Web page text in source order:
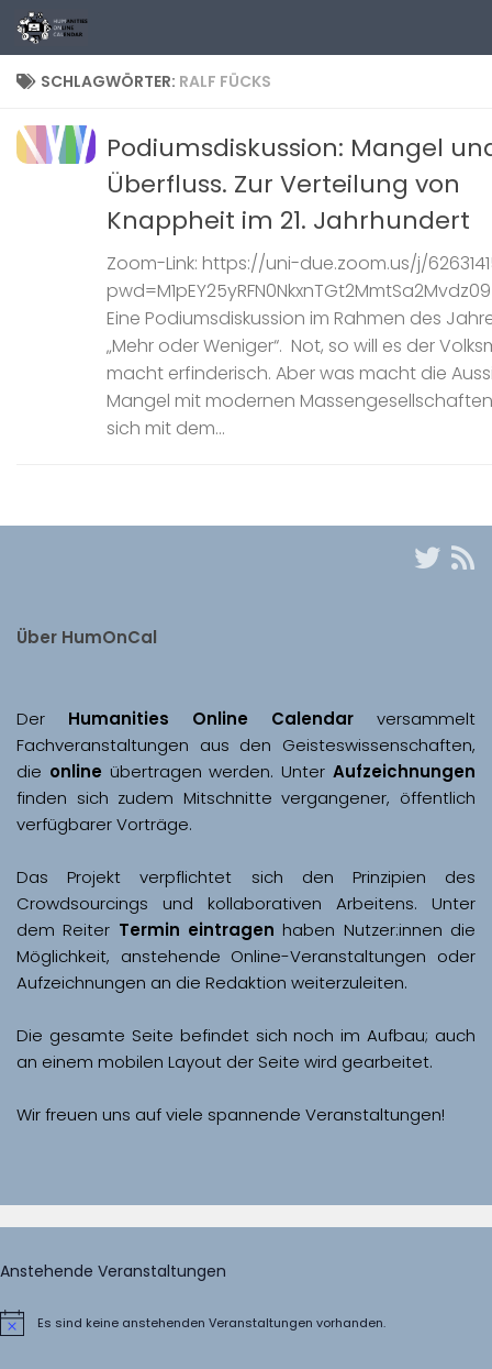
Zum Inhalt springen
SCHLAGWÖRTER: RALF FÜCKS
Podiumsdiskussion: Mangel
Überfluss. Zur Verteilung von
Knappheit im 21. Jahrhundert
Zoom-Link: https://uni-due.zoom.us/j/
Eine Podiumsdiskussion im Rahmen des
„Mehr oder Weniger“. Not, so will es der
macht erfinderisch. Aber was macht die
Mangel mit modernen
sich mit dem...
Über HumOnCal
Der Humanities Online Calendar versammelt
Fachveranstaltungen aus den Geisteswissenschaften,
die online übertragen werden. Unter Aufzeichnungen
finden sich zudem Mitschnitte vergangener, öffentlich
Das Projekt verpflichtet sich den Prinzipien des
Crowdsourcings und kollaborativen Arbeitens. Unter
dem Reiter Termin eintragen haben Nutzer:innen die
Möglichkeit, anstehende Online-Veranstaltungen oder
Aufzeichnungen an die Redaktion weiterzuleiten.
Die gesamte Seite befindet sich noch im Aufbau; auch
Wir freuen uns auf viele spannende Veranstaltungen!
Anstehende Veranstaltungen
HinweisEs sind keine anstehenden Veranstaltungen vorhanden.